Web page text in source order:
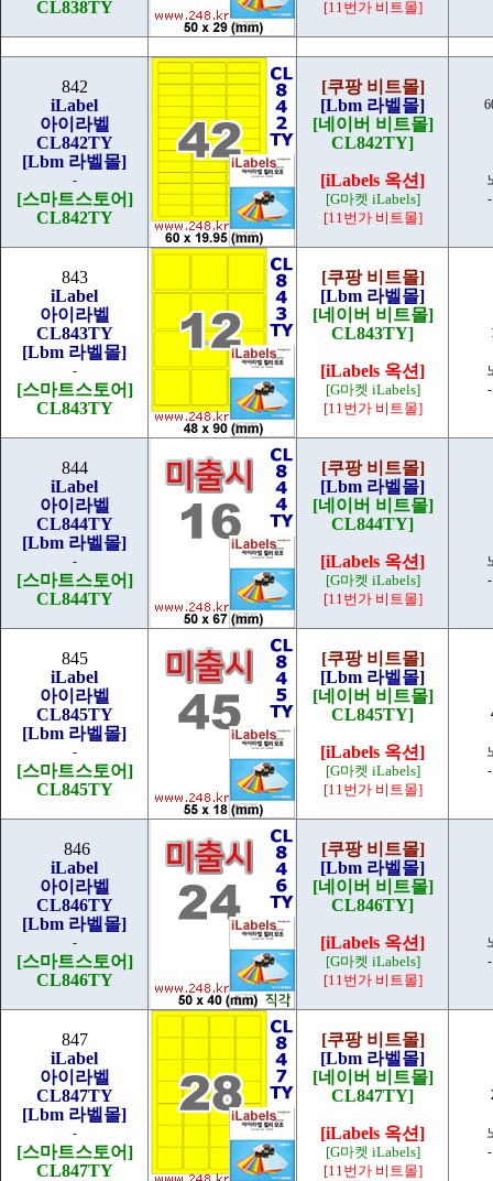
CL838TY [11번가 비트몰]
842
iLabel
아이라벨
CL842TY
[Lbm 라벨몰]
-
[스마트스토어]
CL842TY
[쿠팡 비트몰]
[Lbm 라벨몰]
[네이버 비트몰]
CL842TY]
[iLabels 옥션]
[G마켓 iLabels]
[11번가 비트몰]
843
iLabel
아이라벨
CL843TY
[Lbm 라벨몰]
-
[스마트스토어]
CL843TY
[쿠팡 비트몰]
[Lbm 라벨몰]
[네이버 비트몰]
CL843TY]
[iLabels 옥션]
[G마켓 iLabels]
[11번가 비트몰]
844
iLabel
아이라벨
CL844TY
[Lbm 라벨몰]
-
[스마트스토어]
CL844TY
[쿠팡 비트몰]
[Lbm 라벨몰]
[네이버 비트몰]
CL844TY]
[iLabels 옥션]
[G마켓 iLabels]
[11번가 비트몰]
845
iLabel
아이라벨
CL845TY
[Lbm 라벨몰]
-
[스마트스토어]
CL845TY
[쿠팡 비트몰]
[Lbm 라벨몰]
[네이버 비트몰]
CL845TY]
[iLabels 옥션]
[G마켓 iLabels]
[11번가 비트몰]
846
iLabel
아이라벨
CL846TY
[Lbm 라벨몰]
-
[스마트스토어]
CL846TY
[쿠팡 비트몰]
[Lbm 라벨몰]
[네이버 비트몰]
CL846TY]
[iLabels 옥션]
[G마켓 iLabels]
[11번가 비트몰]
847
iLabel
아이라벨
CL847TY
[Lbm 라벨몰]
-
[스마트스토어]
CL847TY
[쿠팡 비트몰]
[Lbm 라벨몰]
[네이버 비트몰]
CL847TY]
[iLabels 옥션]
[G마켓 iLabels]
[11번가 비트몰]